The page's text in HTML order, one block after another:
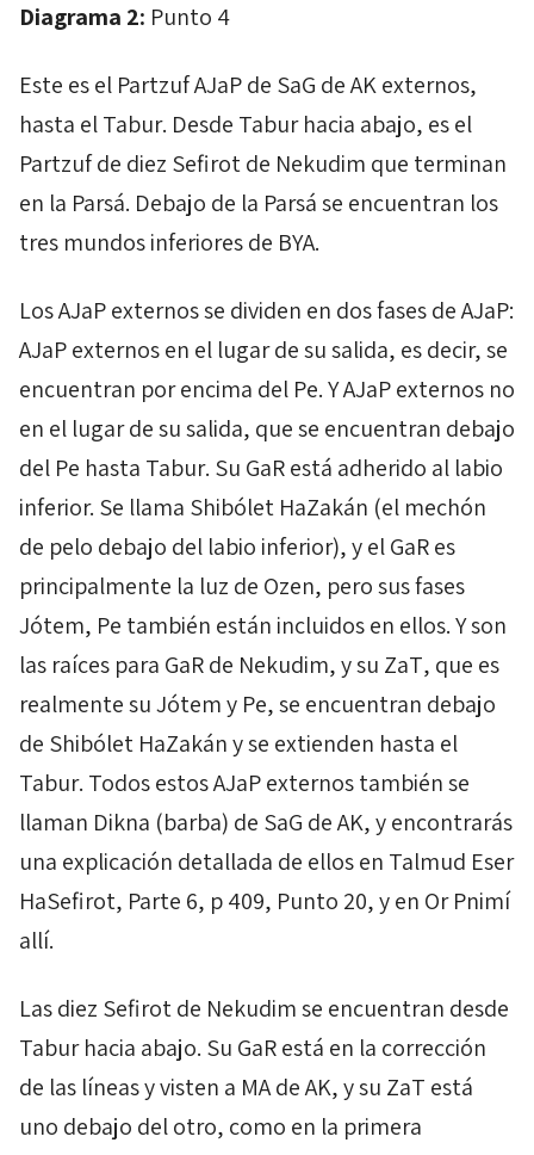
Diagrama 2: Punto 4
Este es el PartzufAJaPde SaG deAKexternos,
hasta elTabur. Desde Taburhacia abajo, es el
Partzufde diez Sefirotde Nekudim que terminan
en la Parsá. Debajo de la Parsáse encuentran los
tres mundos inferiores de BYA.
LosAJaPexternos se dividen en dos fasesde AJaP:
AJaPexternos en el lugar de su salida, es decir, se
encuentran por encima del Pe.YAJaPexternos no
en el lugar de su salida, que se encuentran debajo
del Pe hasta Tabur. Su GaRestá adherido al labio
inferior. Se llama Shibólet HaZakán (el mechón
de pelo debajo del labio inferior), y elGaRes
principalmente la luz de Ozen, pero sus fases
Jótem, Pe también están incluidos en ellos. Y son
las raíces para GaRde Nekudim, ysu ZaT, que es
realmente suJótemy Pe, se encuentran debajo
de Shibólet HaZakány se extienden hasta el
Tabur. Todos estosAJaPexternos también se
llaman Dikna (barba) de SaG deAK, y encontrarás
una explicación detallada de ellos en Talmud Eser
HaSefirot, Parte 6, p 409, Punto 20, y en Or Pnimí
allí.
Las diez Sefirotde Nekudimse encuentran desde
Taburhacia abajo. Su GaRestá en la corrección
de las líneas y visten a MAdeAK, y su ZaT está
uno debajo del otro, como en la primera